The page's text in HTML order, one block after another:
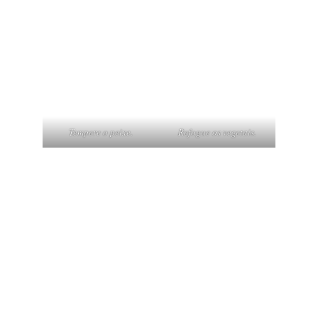
Tempere o peixe. Refogue os vegetais.